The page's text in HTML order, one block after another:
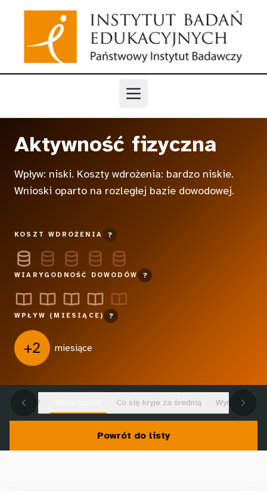
Otwórz menu
Aktywność fizyczna
Wpływ: niski. Koszty wdrożenia: bardzo niskie.
Wnioski oparto na rozległej bazie dowodowej.
KOSZT WDROŻENIA ?
WIARYGODNOŚĆ DOWODÓW ?
WPŁYW (MIESIĄCE) ?
+2 miesiące
wzięło? Co się kryje za średnią
Powrót do listy